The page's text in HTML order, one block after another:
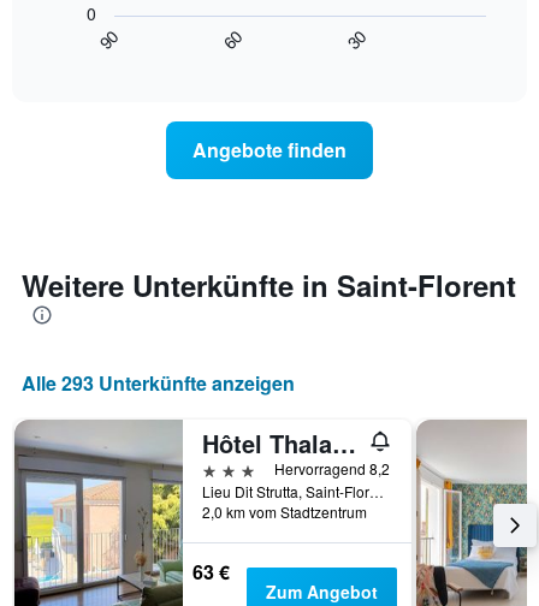
Diagramm
näher
das
Aufenthaltsdatum
Diagramm
X-
Achse,
die
die
Anzahl
der
Tage
90 60 30
0
Angebote finden
Weitere Unterkünfte in Saint-Florent
Alle 293 Unterkünfte anzeigen
Hôtel Thalassa
3 Sterne
Hervorragend 8,2
Lieu Dit Strutta, Saint-Florent, Korsika, Frankreich
2,0 km vom Stadtzentrum
63 €
Zum Angebot